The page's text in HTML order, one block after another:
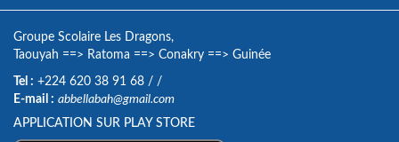
Groupe Scolaire Les Dragons,
Taouyah ==> Ratoma ==> Conakry ==> Guinée
Tel : +224 620 38 91 68 / /
E-mail : abbellabah@gmail.com
APPLICATION SUR PLAY STORE